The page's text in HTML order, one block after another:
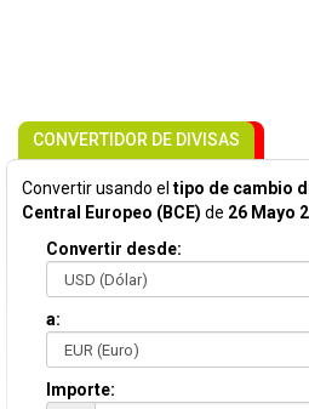
CONVERTIDOR DE DIVISAS
Convertir usando el tipo de cambio
Central Europeo (BCE) de 26 Mayo
Convertir desde:
a:
Importe: